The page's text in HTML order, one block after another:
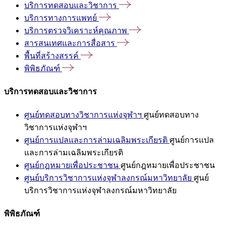
บริการทดสอบและวิชาการ
บริการทางการแพทย์
บริการตรวจวิเคราะห์คุณภาพ
สารสนเทศและการสื่อสาร
พื้นที่สร้างสรรค์
พิพิธภัณฑ์
บริการทดสอบและวิชาการ
ศูนย์ทดสอบทางวิชาการแห่งจุฬาฯ ศูนย์ทดสอบทาง
วิชาการแห่งจุฬาฯ
ศูนย์การแปลและการล่ามเฉลิมพระเกียรติ ศูนย์การแปล
และการล่ามเฉลิมพระเกียรติ
ศูนย์กฎหมายเพื่อประชาชน ศูนย์กฎหมายเพื่อประชาชน
ศูนย์บริการวิชาการแห่งจุฬาลงกรณ์มหาวิทยาลัย ศูนย์
บริการวิชาการแห่งจุฬาลงกรณ์มหาวิทยาลัย
พิพิธภัณฑ์